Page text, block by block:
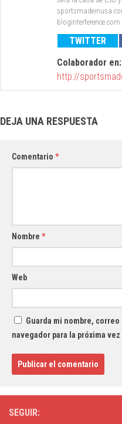
bloginterference.com
TWITTER
Colaborador en:
http://
DEJA UNA RESPUESTA
Comentario *
Nombre *
Web
Guarda mi nombre,
navegador para la próxima
SEGUIR: